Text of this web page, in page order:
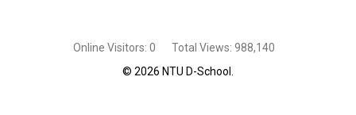
Online Visitors: 0 Total Views: 988,140
© 2026 NTU D-School.